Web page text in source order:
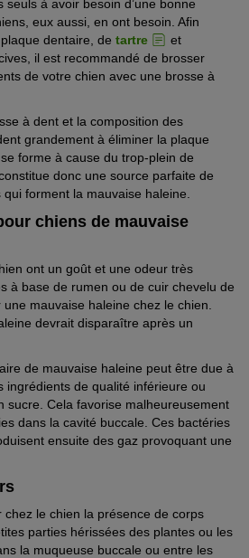
seuls à avoir besoin d’une bonne
eux aussi, en ont besoin. Afin
dentaire, de tartre
et
il est recommandé de brosser
de votre chien avec une brosse à
à dent et la composition des
grandement à éliminer la plaque
forme à cause du trop-plein de
donc une source parfaite de
forment la mauvaise haleine.
chiens de mauvaise
ont un goût et une odeur très
à base de rumen ou de cuir chevelu de
mauvaise haleine chez le chien.
devrait disparaître après un
de mauvaise haleine peut être due à
ingrédients de qualité inférieure ou
sucre. Cela favorise malheureusement
dans la cavité buccale. Ces bactéries
ensuite des gaz provoquant une
chez le chien la présence de corps
parties hérissées des plantes ou les
la muqueuse buccale ou entre les